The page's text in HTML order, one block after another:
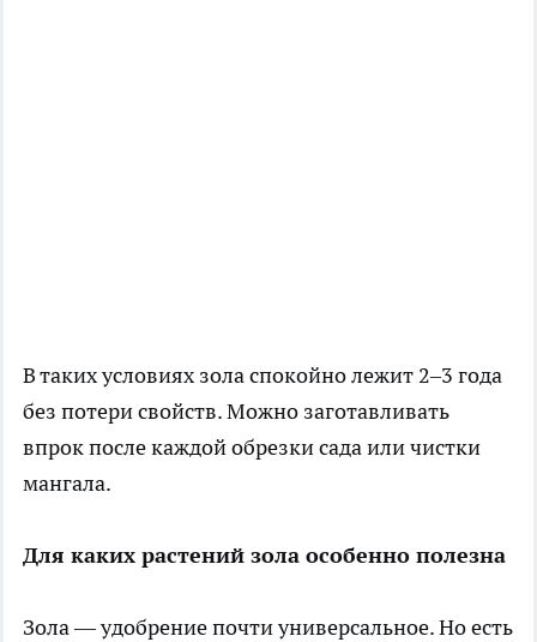
В таких условиях зола спокойно лежит 2–3 года
без потери свойств. Можно заготавливать
впрок после каждой обрезки сада или чистки
мангала.
Для каких растений зола особенно полезна
Зола — удобрение почти универсальное. Но есть